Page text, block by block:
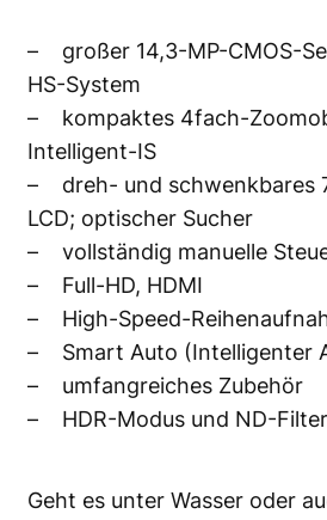
– großer 14,3-MP-CMOS-
HS-System
– kompaktes 4fach-
Intelligent-IS
– dreh- und schwenkbares
LCD; optischer Sucher
– vollständig manuelle
– Full-HD, HDMI
– High-Speed-
– Smart Auto (Intelligenter
– umfangreiches Zubehör
– HDR-Modus und ND-Filter
Geht es unter Wasser oder